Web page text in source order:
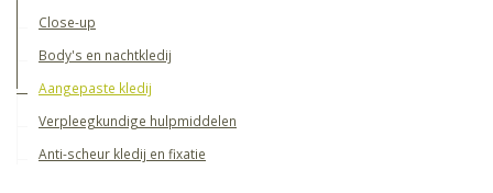
Close-up
Body's en nachtkledij
Aangepaste kledij
Verpleegkundige hulpmiddelen
Anti-scheur kledij en fixatie